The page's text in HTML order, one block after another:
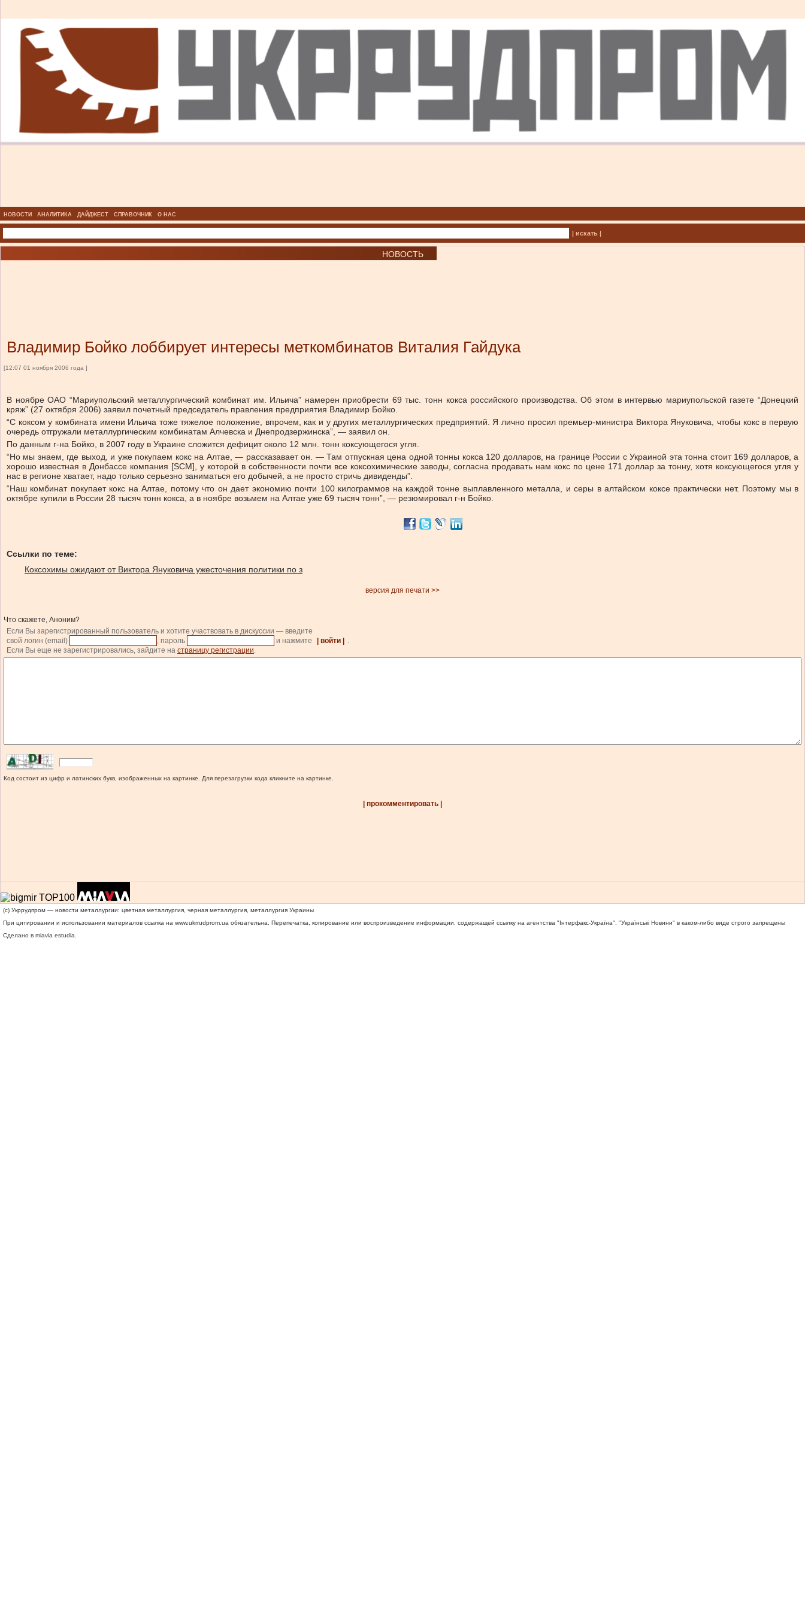
НОВОСТИ АНАЛИТИКА ДАЙДЖЕСТ СПРАВОЧНИК О НАС
| искать |
НОВОСТЬ
Владимир Бойко лоббирует интересы меткомбинатов Виталия Гайдука
[12:07 01 ноября 2006 года ]
В ноябре ОАО “Мариупольский металлургический комбинат им. Ильича” намерен приобрести 69 тыс. тонн кокса российского производства. Об этом в интервью мариупольской газете “Донецкий
кряж” (27 октября 2006) заявил почетный председатель правления предприятия Владимир Бойко.
“С коксом у комбината имени Ильича тоже тяжелое положение, впрочем, как и у других металлургических предприятий. Я лично просил премьер-министра Виктора Януковича, чтобы кокс в первую
очередь отгружали металлургическим комбинатам Алчевска и Днепродзержинска”, — заявил он.
По данным г-на Бойко, в 2007 году в Украине сложится дефицит около 12 млн. тонн коксующегося угля.
“Но мы знаем, где выход, и уже покупаем кокс на Алтае, — рассказавает он. — Там отпускная цена одной тонны кокса 120 долларов, на границе России с Украиной эта тонна стоит 169 долларов, а
хорошо известная в Донбассе компания [SCM], у которой в собственности почти все коксохимические заводы, согласна продавать нам кокс по цене 171 доллар за тонну, хотя коксующегося угля у
нас в регионе хватает, надо только серьезно заниматься его добычей, а не просто стричь дивиденды”.
“Наш комбинат покупает кокс на Алтае, потому что он дает экономию почти 100 килограммов на каждой тонне выплавленного металла, и серы в алтайском коксе практически нет. Поэтому мы в
октябре купили в России 28 тысяч тонн кокса, а в ноябре возьмем на Алтае уже 69 тысяч тонн”, — резюмировал г-н Бойко.
Ссылки по теме:
Коксохимы ожидают от Виктора Януковича ужесточения политики по з
версия для печати >>
Что скажете, Аноним?
Если Вы зарегистрированный пользователь и хотите участвовать в дискуссии — введите
свой логин (email)
, пароль и нажмите | войти |
.
Если Вы еще не зарегистрировались, зайдите на страницу регистрации.
Код состоит из цифр и латинских букв, изображенных на картинке. Для перезагрузки кода кликните на картинке.
| прокомментировать |
(c) Укррудпром — новости металлургии: цветная металлургия, черная металлургия, металлургия Украины
При цитировании и использовании материалов ссылка на www.ukrrudprom.ua обязательна. Перепечатка, копирование или воспроизведение информации, содержащей ссылку на агентства "Iнтерфакс-Україна", "Українськi Новини" в каком-либо виде строго запрещены
Сделано в miavia estudia.